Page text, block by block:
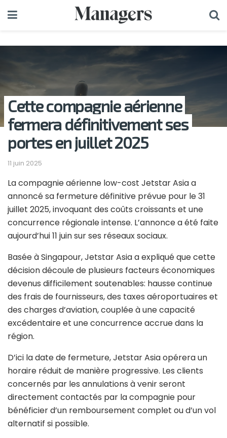
Cette compagnie aérienne
fermera définitivement ses
portes en juillet 2025
11 juin 2025
La compagnie aérienne low-cost Jetstar Asia a
annoncé sa fermeture définitive prévue pour le 31
juillet 2025, invoquant des coûts croissants et une
concurrence régionale intense. L’annonce a été faite
aujourd’hui 11 juin sur ses réseaux sociaux.
Basée à Singapour, Jetstar Asia a expliqué que cette
décision découle de plusieurs facteurs économiques
devenus difficilement soutenables: hausse continue
des frais de fournisseurs, des taxes aéroportuaires et
des charges d’aviation, couplée à une capacité
excédentaire et une concurrence accrue dans la
région.
D’ici la date de fermeture, Jetstar Asia opérera un
horaire réduit de manière progressive. Les clients
concernés par les annulations à venir seront
directement contactés par la compagnie pour
bénéficier d’un remboursement complet ou d’un vol
alternatif si possible.